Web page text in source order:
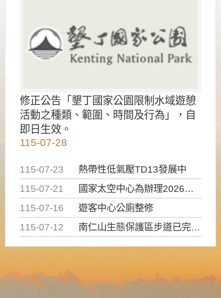
修正公告「墾丁國家公園限制水域遊憩
活動之種類、範圍、時間及行為」，自
即日生效。
115-07-28
115-07-23
熱帶性低氣壓TD13發展中
115-07-21
國家太空中心為辦理2026台灣盃火箭競賽，陸、海、空域警戒及協調相關事宜，因颱風備案事宜
115-07-16
遊客中心公廁整修
115-07-12
南仁山生態保護區步道已完成修復，自115年7月13日（星期一）起恢復開放入園，歡迎民眾依規定申請入園....